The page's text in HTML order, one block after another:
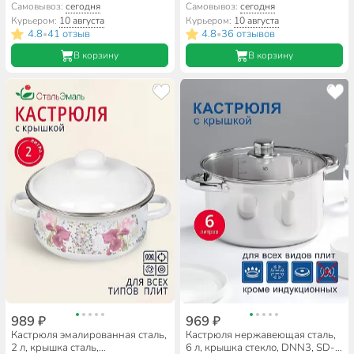
14035
Самовывоз:сегодня
Курьером: 10 августа
4.8•41 отзыв
В корзину
сферический, Керченский
металлургический завод,
Сомелье, 61904-082/4.02
Самовывоз: сегодня
Курьером: 10 августа
4.8•36 отзывов
В корзину
989 ₽
Кастрюля эмалированная сталь,
2 л, крышка сталь,
969 ₽
Кастрюля нержавеющая сталь,
6 л, крышка стекло, DNN3, SD-